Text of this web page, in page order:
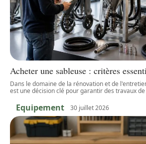
Acheter une sableuse : critères
Dans le domaine de la rénovation et de
est une décision clé pour garantir des travaux
Equipement 30 juillet 2026